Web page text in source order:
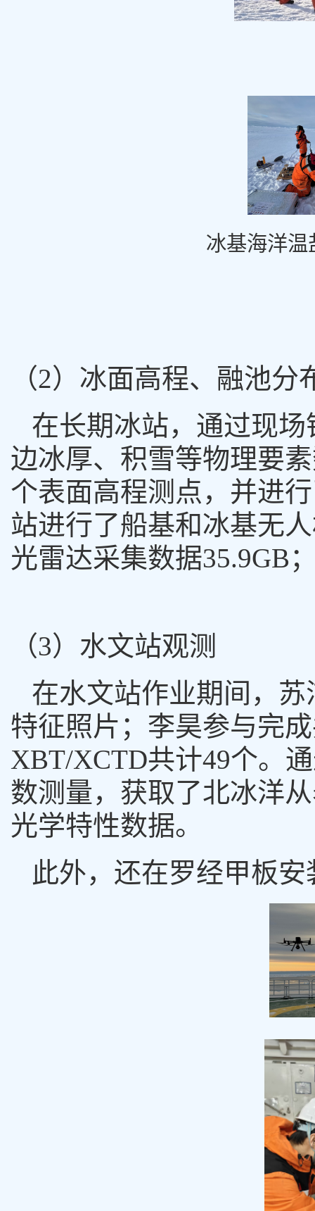
冰基海洋温
（2）冰面高程、融池分
在长期冰站，通过现场
边冰厚、积雪等物理要
个表面高程测点，并进
站进行了船基和冰基无
光雷达采集数据35.9GB
（3）水文站观测
在水文站作业期间，苏
特征照片；李昊参与完
XBT/XCTD共计49个。
数测量，获取了北冰洋
光学特性数据。
此外，还在罗经甲板安